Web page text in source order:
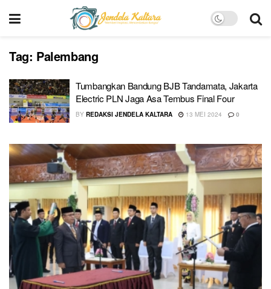
Tag: Palembang
Tumbangkan Bandung BJB Tandamata, Jakarta
Electric PLN Jaga Asa Tembus Final Four
BY REDAKSI JENDELA KALTARA 13 MEI 2024 0